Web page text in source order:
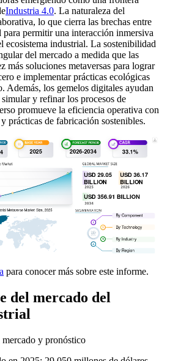
Industria 4.0. La naturaleza del
lo que cierra las brechas entre
permitir una interacción inmersiva
ecosistema industrial. La sostenibilidad
del mercado a medida que las
más soluciones metaversas para lograr
e implementar prácticas ecológicas
Además, los gemelos digitales ayudan
y refinar los procesos de
promueve la eficiencia operativa con
prácticas de fabricación sostenibles.
para conocer más sobre este informe.
del mercado del
mercado y pronóstico